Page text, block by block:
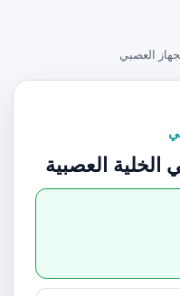
العصبي
الخلية العصبية